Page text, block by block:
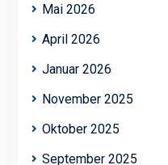
Mai 2026
April 2026
Januar 2026
November 2025
Oktober 2025
September 2025